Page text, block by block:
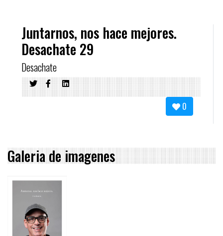
Juntarnos, nos hace mejores.
Desachate 29
Desachate
0
Galeria de imagenes